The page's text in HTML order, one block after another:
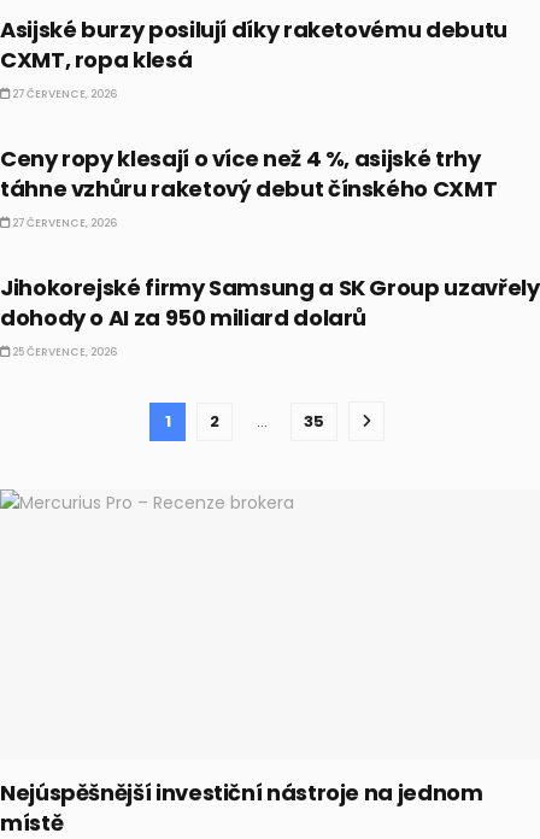
Asijské burzy posilují díky raketovému debutu
CXMT, ropa klesá
27 ČERVENCE, 2026
Ceny ropy klesají o více než 4 %, asijské trhy
táhne vzhůru raketový debut čínského CXMT
27 ČERVENCE, 2026
Jihokorejské firmy Samsung a SK Group uzavřely
dohody o AI za 950 miliard dolarů
25 ČERVENCE, 2026
1 2 … 35
Nejúspěšnější investiční nástroje na jednom
místě